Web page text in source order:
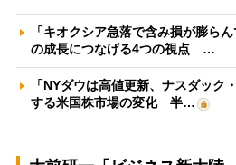
「キオクシア急落で含み損が膨ら
の成長につなげる4つの視点 …
「NYダウは高値更新、ナスダック
する米国株市場の変化 半…